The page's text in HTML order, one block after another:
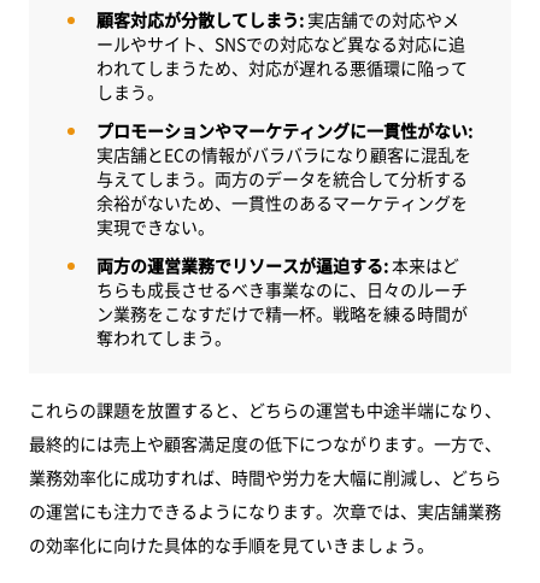
顧客対応が分散してしまう: 実店舗での対応やメ
ールやサイト、SNSでの対応など異なる対応に追
われてしまうため、対応が遅れる悪循環に陥って
しまう。
プロモーションやマーケティングに一貫性がない:
実店舗とECの情報がバラバラになり顧客に混乱を
与えてしまう。両方のデータを統合して分析する
余裕がないため、一貫性のあるマーケティングを
実現できない。
両方の運営業務でリソースが逼迫する:本来はど
ちらも成長させるべき事業なのに、日々のルーチ
ン業務をこなすだけで精一杯。戦略を練る時間が
奪われてしまう。
これらの課題を放置すると、どちらの運営も中途半端になり、
最終的には売上や顧客満足度の低下につながります。一方で、
業務効率化に成功すれば、時間や労力を大幅に削減し、どちら
の運営にも注力できるようになります。次章では、実店舗業務
の効率化に向けた具体的な手順を見ていきましょう。